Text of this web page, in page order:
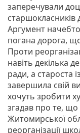
заперечували
старшокласників
Аргумент
погана дорога,
Проти
навіть декілька
ради, а староста
завершила свій
хочуть зробити
згадав про те, що
Житомирської
реорганізації